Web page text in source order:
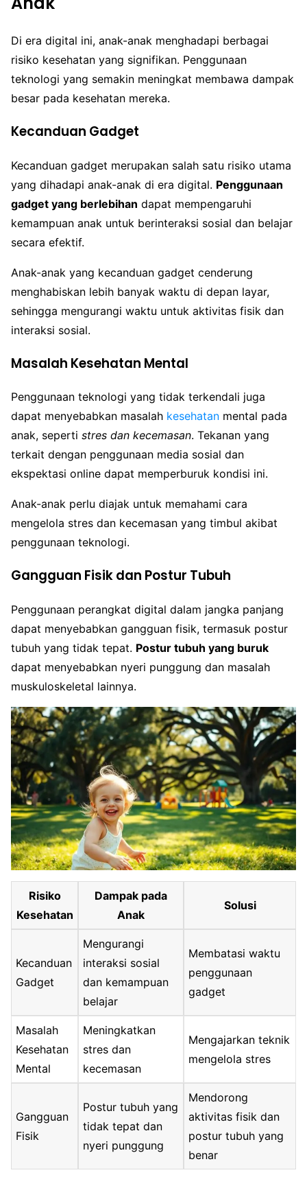
Di era digital ini, anak-anak menghadapi berbagai
risiko kesehatan yang signifikan. Penggunaan
teknologi yang semakin meningkat membawa dampak
besar pada kesehatan mereka.
Kecanduan Gadget
Kecanduan gadget merupakan salah satu risiko utama
yang dihadapi anak-anak di era digital. Penggunaan
gadget yang berlebihan dapat mempengaruhi
kemampuan anak untuk berinteraksi sosial dan belajar
secara efektif.
Anak-anak yang kecanduan gadget cenderung
menghabiskan lebih banyak waktu di depan layar,
sehingga mengurangi waktu untuk aktivitas fisik dan
interaksi sosial.
Masalah Kesehatan Mental
Penggunaan teknologi yang tidak terkendali juga
dapat menyebabkan masalah kesehatan mental pada
anak, seperti stres dan kecemasan. Tekanan yang
terkait dengan penggunaan media sosial dan
ekspektasi online dapat memperburuk kondisi ini.
Anak-anak perlu diajak untuk memahami cara
mengelola stres dan kecemasan yang timbul akibat
penggunaan teknologi.
Gangguan Fisik dan Postur Tubuh
Penggunaan perangkat digital dalam jangka panjang
dapat menyebabkan gangguan fisik, termasuk postur
tubuh yang tidak tepat. Postur tubuh yang buruk
dapat menyebabkan nyeri punggung dan masalah
muskuloskeletal lainnya.
Risiko
Kesehatan
Dampak pada
Anak
Solusi
Kecanduan
Gadget
Mengurangi
interaksi sosial
dan kemampuan
belajar
Membatasi waktu
penggunaan
gadget
Masalah
Kesehatan
Mental
Meningkatkan
stres dan
kecemasan
Mengajarkan teknik
mengelola stres
Gangguan
Fisik
Postur tubuh yang
tidak tepat dan
nyeri punggung
Mendorong
aktivitas fisik dan
postur tubuh yang
benar